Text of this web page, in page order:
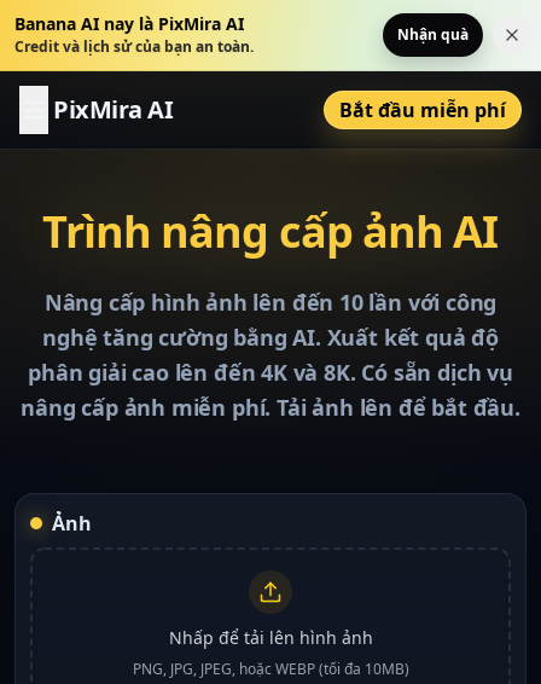
Banana AI nay là PixMira AI
Credit và lịch sử của bạn an toàn.
Nhận quà
PixMira AI Bắt đầu miễn phí
Trình nâng cấp ảnh AI
Nâng cấp hình ảnh lên đến 10 lần với công
nghệ tăng cường bằng AI. Xuất kết quả độ
phân giải cao lên đến 4K và 8K. Có sẵn dịch vụ
nâng cấp ảnh miễn phí. Tải ảnh lên để bắt đầu.
Ảnh
Nhấp để tải lên hình ảnh
PNG, JPG, JPEG, hoặc WEBP (tối đa 10MB)